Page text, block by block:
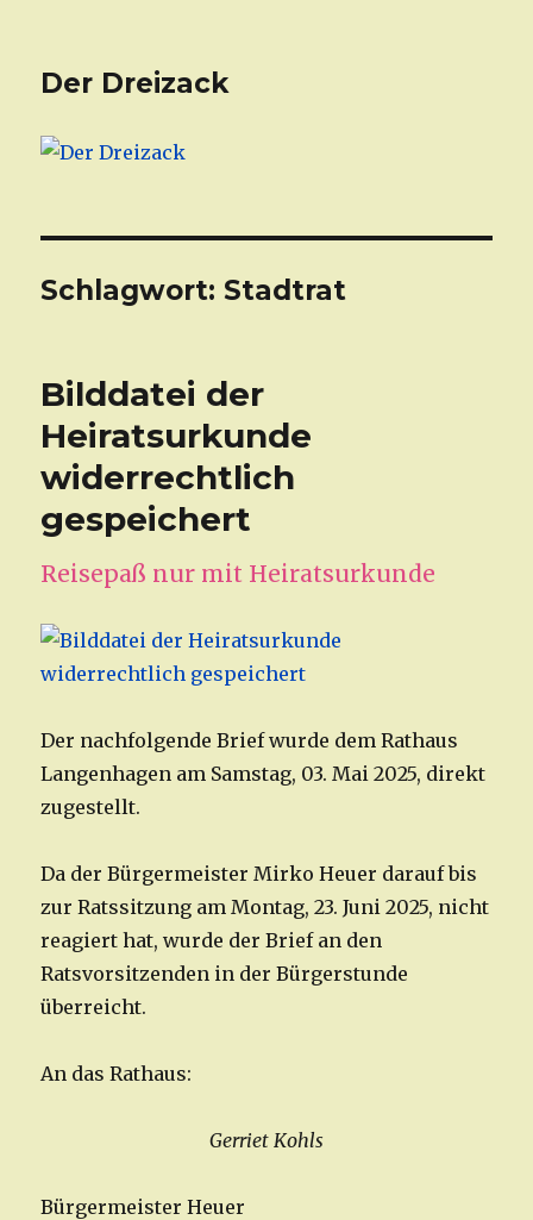
Der Dreizack
Schlagwort: Stadtrat
Bilddatei der
Heiratsurkunde
widerrechtlich
gespeichert
Reisepaß nur mit Heiratsurkunde
Der nachfolgende Brief wurde dem Rathaus
Langenhagen am Samstag, 03. Mai 2025, direkt
zugestellt.
Da der Bürgermeister Mirko Heuer darauf bis
zur Ratssitzung am Montag, 23. Juni 2025, nicht
reagiert hat, wurde der Brief an den
Ratsvorsitzenden in der Bürgerstunde
überreicht.
An das Rathaus:
Gerriet Kohls
Bürgermeister Heuer